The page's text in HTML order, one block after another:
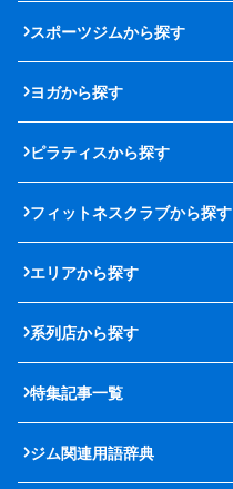
スポーツジムから探す
ヨガから探す
ピラティスから探す
フィットネスクラブから探す
エリアから探す
系列店から探す
特集記事一覧
ジム関連用語辞典